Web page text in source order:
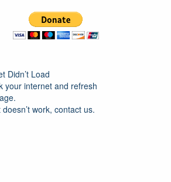
Didn’t Load
your internet and refresh
doesn’t work, contact us.